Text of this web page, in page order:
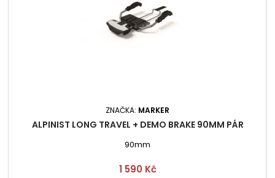
ZNAČKA: MARKER
ALPINIST LONG TRAVEL + DEMO BRAKE 90MM PÁR
90mm
Cena
1 590 Kč